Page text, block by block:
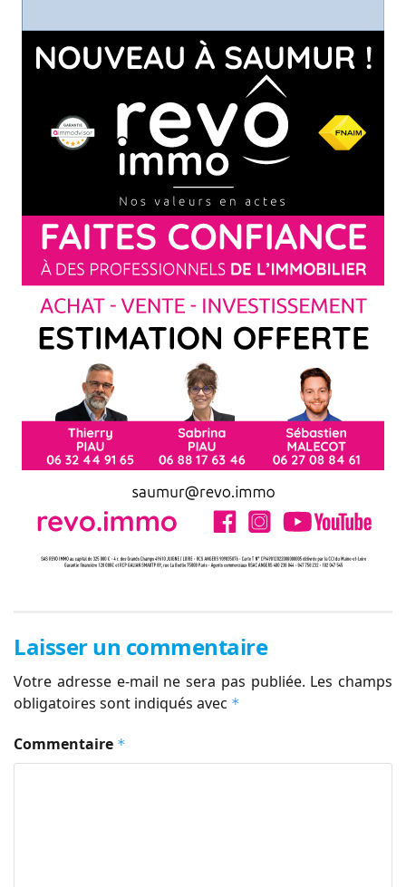
Laisser un commentaire
Votre adresse e-mail ne sera pas publiée. Les champs
obligatoires sont indiqués avec *
Commentaire *